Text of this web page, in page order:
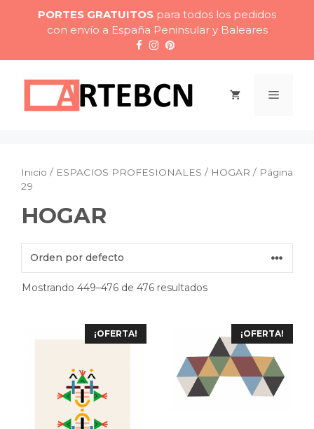
contenido
PORTES GRATUITOS para todos los pedidos
con envío a España Peninsular y Baleares
Menú
Inicio / ESPACIOS PROFESIONALES / HOGAR / Página
29
HOGAR
Mostrando 449–476 de 476 resultados
¡OFERTA! ¡OFERTA!